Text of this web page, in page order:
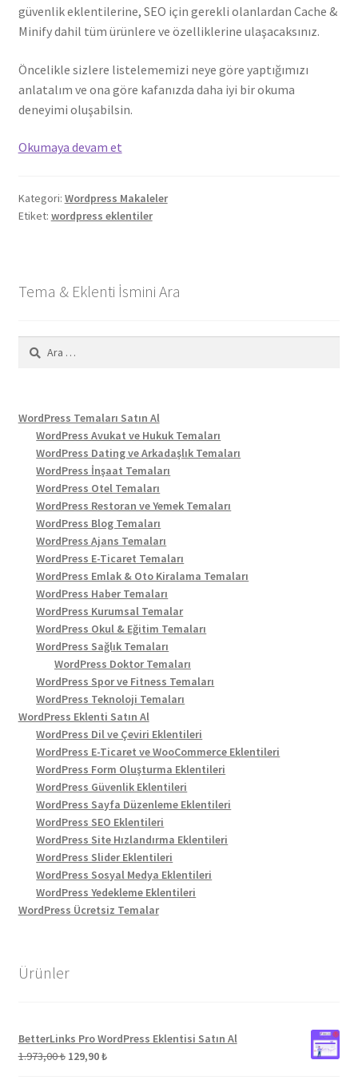
güvenlik eklentilerine, SEO için gerekli olanlardan Cache &
Minify dahil tüm ürünlere ve özelliklerine ulaşacaksınız.
Öncelikle sizlere listelememizi neye göre yaptığımızı
anlatalım ve ona göre kafanızda daha iyi bir okuma
deneyimi oluşabilsin.
Okumaya devam etEn
Eklentileri
2025
Ücretli)
Kategori: Wordpress Makaleler
Etiket: wordpress eklentiler
Tema & Eklenti İsmini Ara
Arama:
WordPress Temaları Satın Al
WordPress Avukat ve Hukuk Temaları
WordPress Dating ve Arkadaşlık Temaları
WordPress İnşaat Temaları
WordPress Otel Temaları
WordPress Restoran ve Yemek Temaları
WordPress Blog Temaları
WordPress Ajans Temaları
WordPress E-Ticaret Temaları
WordPress Emlak & Oto Kiralama Temaları
WordPress Haber Temaları
WordPress Kurumsal Temalar
WordPress Okul & Eğitim Temaları
WordPress Sağlık Temaları
WordPress Doktor Temaları
WordPress Spor ve Fitness Temaları
WordPress Teknoloji Temaları
WordPress Eklenti Satın Al
WordPress Dil ve Çeviri Eklentileri
WordPress E-Ticaret ve WooCommerce Eklentileri
WordPress Form Oluşturma Eklentileri
WordPress Güvenlik Eklentileri
WordPress Sayfa Düzenleme Eklentileri
WordPress SEO Eklentileri
WordPress Site Hızlandırma Eklentileri
WordPress Slider Eklentileri
WordPress Sosyal Medya Eklentileri
WordPress Yedekleme Eklentileri
WordPress Ücretsiz Temalar
Ürünler
BetterLinks Pro WordPress Eklentisi Satın Al
1.973,00₺ Orijinal
129,90₺Şu